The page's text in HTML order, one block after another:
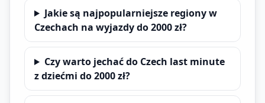
Jakie są najpopularniejsze regiony w
Czechach na wyjazdy do 2000 zł?
Czy warto jechać do Czech last minute
z dziećmi do 2000 zł?